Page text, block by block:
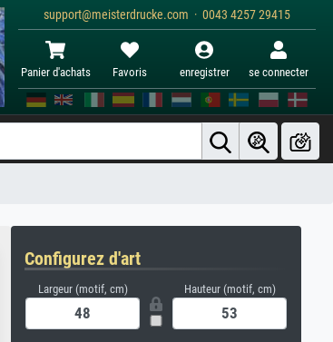
support@meisterdrucke.com · 0043 4257 29415
Panier d'achats Favoris enregistrer se connecter
Configurez d'art
Largeur (motif, cm) Hauteur (motif, cm)